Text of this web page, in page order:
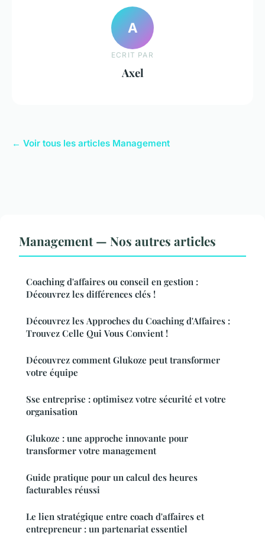
A
ECRIT PAR
Axel
← Voir tous les articles Management
Management — Nos autres articles
Coaching d'affaires ou conseil en gestion :
Découvrez les différences clés !
Découvrez les Approches du Coaching d'Affaires :
Trouvez Celle Qui Vous Convient !
Découvrez comment Glukoze peut transformer
votre équipe
Sse entreprise : optimisez votre sécurité et votre
organisation
Glukoze : une approche innovante pour
transformer votre management
Guide pratique pour un calcul des heures
facturables réussi
Le lien stratégique entre coach d'affaires et
entrepreneur : un partenariat essentiel